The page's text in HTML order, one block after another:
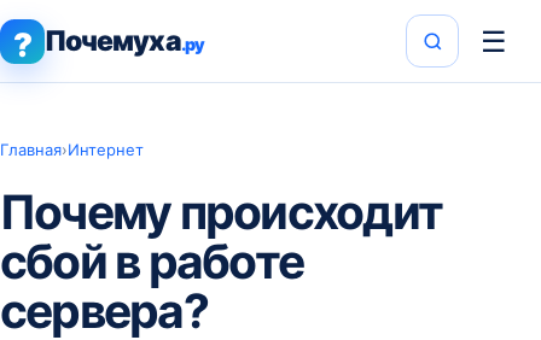
? Почемуха.ру ☰
Главная›Интернет
Почему происходит
сбой в работе
сервера?